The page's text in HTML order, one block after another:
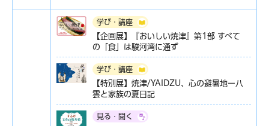
学び・講座
【企画展】『おいしい焼津』第1部 すべて
の「食」は駿河湾に通ず
学び・講座
【特別展】焼津/YAIDZU、心の避暑地ー八
雲と家族の夏日記
見る・聞く